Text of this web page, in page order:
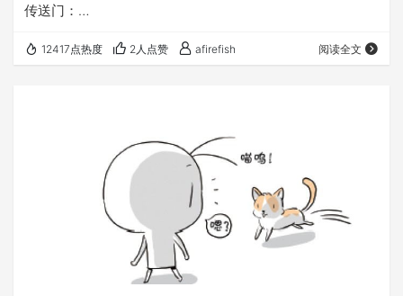
传送门：
remove-unknown-locale-qaa-latn-from-fresh-windows-
12417点热度 2人点赞 afirefish 阅读全文